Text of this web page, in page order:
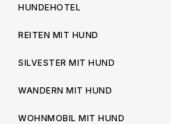
HUNDEHOTEL
REITEN MIT HUND
SILVESTER MIT HUND
WANDERN MIT HUND
WOHNMOBIL MIT HUND